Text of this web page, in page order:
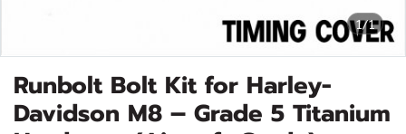
1/1
Runbolt Bolt Kit for Harley-
Davidson M8 – Grade 5 Titanium